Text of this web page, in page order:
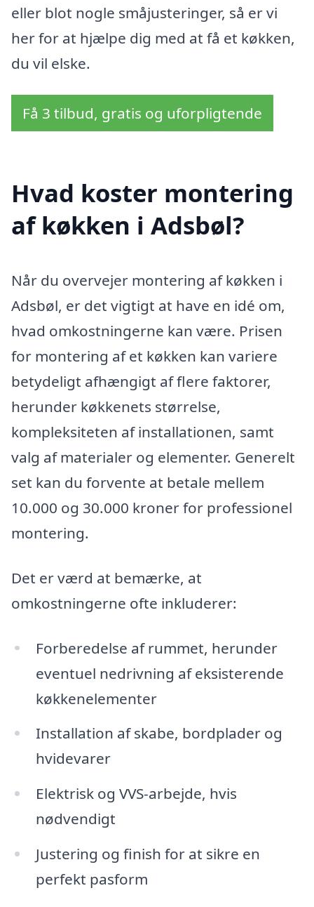
eller blot nogle småjusteringer, så er vi
her for at hjælpe dig med at få et køkken,
du vil elske.
Få 3 tilbud, gratis og uforpligtende
Hvad koster montering
af køkken i Adsbøl?
Når du overvejer montering af køkken i
Adsbøl, er det vigtigt at have en idé om,
hvad omkostningerne kan være. Prisen
for montering af et køkken kan variere
betydeligt afhængigt af flere faktorer,
herunder køkkenets størrelse,
kompleksiteten af installationen, samt
valg af materialer og elementer. Generelt
set kan du forvente at betale mellem
10.000 og 30.000 kroner for professionel
montering.
Det er værd at bemærke, at
omkostningerne ofte inkluderer:
Forberedelse af rummet, herunder
eventuel nedrivning af eksisterende
køkkenelementer
Installation af skabe, bordplader og
hvidevarer
Elektrisk og VVS-arbejde, hvis
nødvendigt
Justering og finish for at sikre en
perfekt pasform